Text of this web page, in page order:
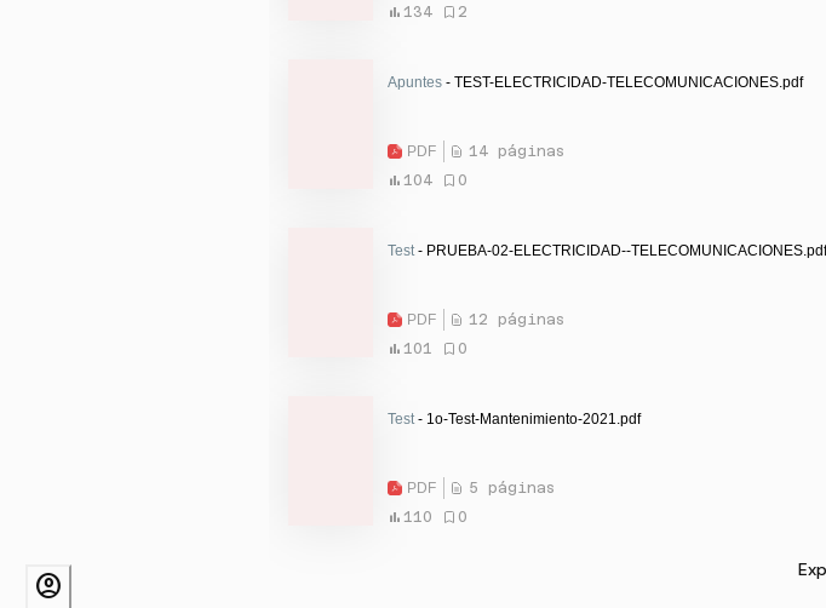
134
2
Apuntes - TEST-ELECTRICIDAD-TELECOMUNICACIONES.pdf
PDF
14 páginas
104
0
Test - PRUEBA-02-ELECTRICIDAD--TELECOMUNICACIONES.pdf
PDF
12 páginas
101
0
Test - 1o-Test-Mantenimiento-2021.pdf
PDF
5 páginas
110
0
account_circle